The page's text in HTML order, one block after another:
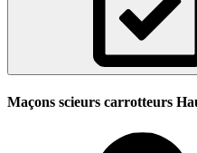
Maçons scieurs carrotteurs